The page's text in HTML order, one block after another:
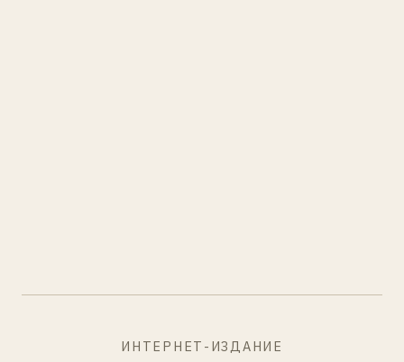
ИНТЕРНЕТ-ИЗДАНИЕ